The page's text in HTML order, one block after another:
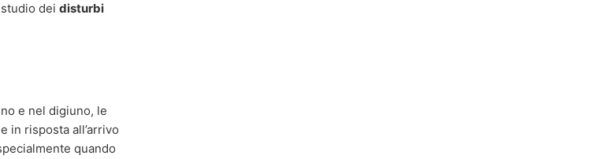
dei disturbi
e nel digiuno, le
in risposta all’arrivo
quando